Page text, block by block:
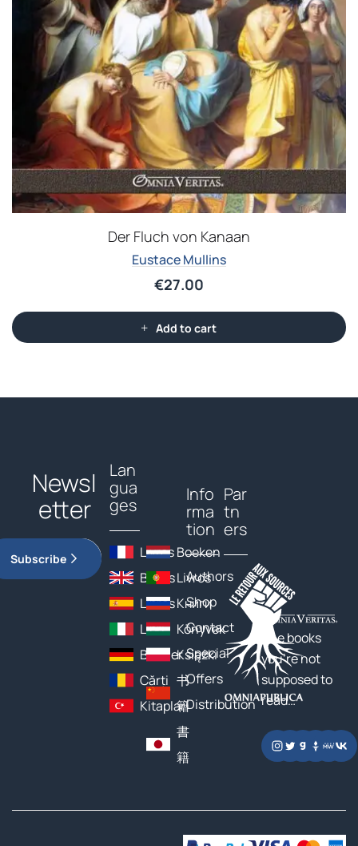
Der Fluch von Kanaan
Eustace Mullins
€27.00
Add to cart
Newsl
etter
Subscribe
Lan
gua
ges
Livres
Books
Libros
Libri
Bücher
Cărți
Kitaplar
Boeken
Livros
Книги
Könyvek
Książki
书
籍
書
籍
Info
rma
tion
Authors
Shop
Contact
Special
Offers
Distribution
Par
tn
ers
The books
you’re not
supposed to
read…